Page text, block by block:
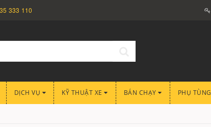
333 110
DỊCH VỤ KỸ THUẬT XE BÁN CHẠY PHỤ TÙNG